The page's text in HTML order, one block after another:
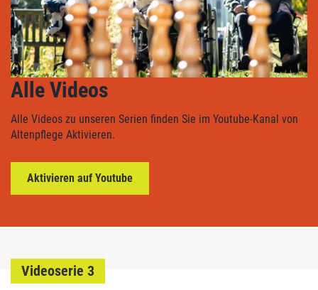
Alle Videos
Alle Videos zu unseren Serien finden Sie im Youtube-Kanal von
Altenpflege Aktivieren.
Aktivieren auf Youtube
Videoserie 3